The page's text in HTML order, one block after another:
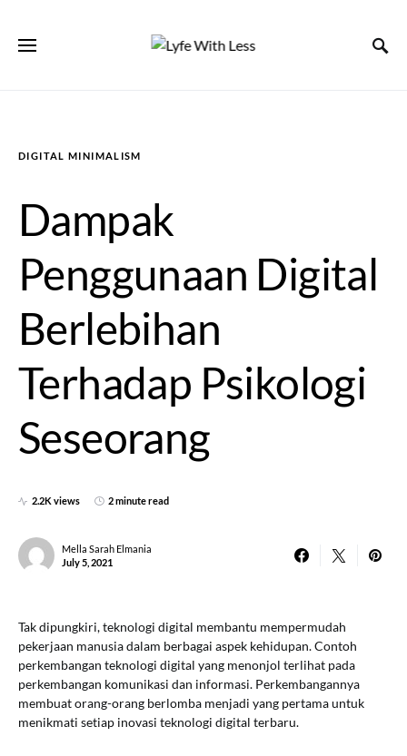
DIGITAL MINIMALISM
Dampak
Penggunaan Digital
Berlebihan
Terhadap Psikologi
Seseorang
2.2K views 2 minute read
Mella Sarah Elmania
July 5, 2021
Tak dipungkiri, teknologi digital membantu mempermudah
pekerjaan manusia dalam berbagai aspek kehidupan. Contoh
perkembangan teknologi digital yang menonjol terlihat pada
perkembangan komunikasi dan informasi. Perkembangannya
membuat orang-orang berlomba menjadi yang pertama untuk
menikmati setiap inovasi teknologi digital terbaru.